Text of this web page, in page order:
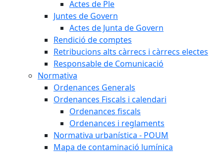
Actes de Ple
Juntes de Govern
Actes de Junta de Govern
Rendició de comptes
Retribucions alts càrrecs i càrrecs electes
Responsable de Comunicació
Normativa
Ordenances Generals
Ordenances Fiscals i calendari
Ordenances fiscals
Ordenances i reglaments
Normativa urbanística - POUM
Mapa de contaminació lumínica